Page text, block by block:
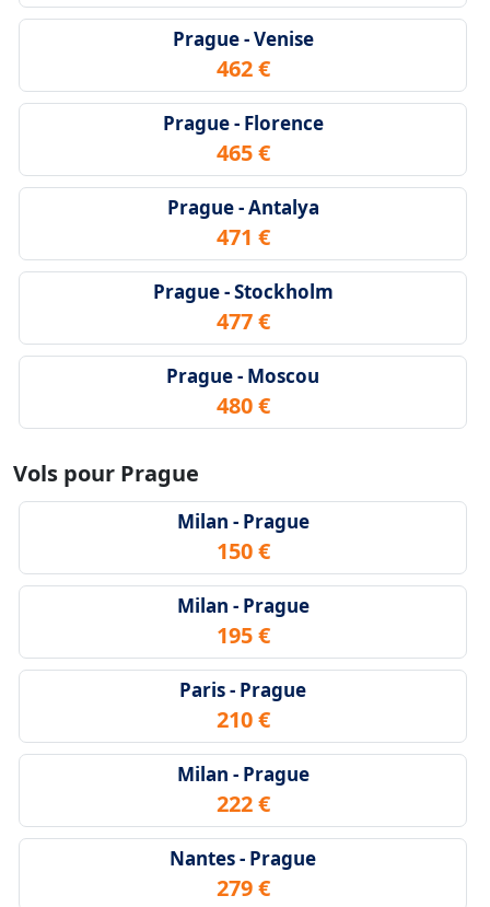
Prague - Venise
462 €
Prague - Florence
465 €
Prague - Antalya
471 €
Prague - Stockholm
477 €
Prague - Moscou
480 €
Vols pour Prague
Milan - Prague
150 €
Milan - Prague
195 €
Paris - Prague
210 €
Milan - Prague
222 €
Nantes - Prague
279 €